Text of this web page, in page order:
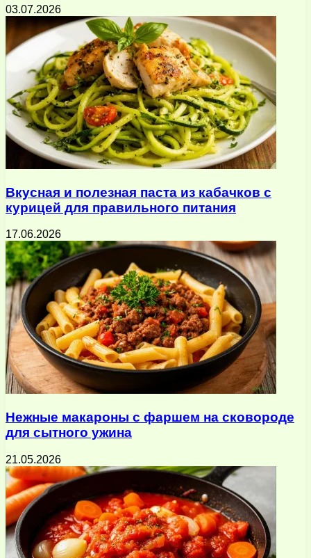
03.07.2026
Вкусная и полезная паста из кабачков с
курицей для правильного питания
17.06.2026
Нежные макароны с фаршем на сковороде
для сытного ужина
21.05.2026